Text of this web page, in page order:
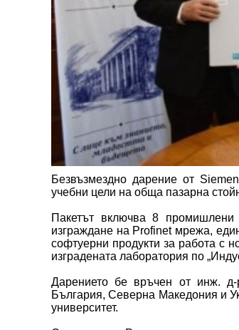
Безвъзмездно дарение от
учебни цели на обща пазарна
Пакетът включва 8 промишлени
изграждане на Profinet мрежа,
софтуерни продукти за работа с
изградената лаборатория по
Дарението бе връчен от инж.
България, Северна Македония и
университет.